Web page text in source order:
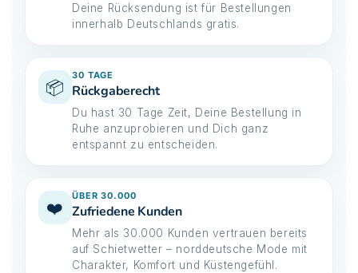
Deine Rücksendung ist für Bestellungen
innerhalb Deutschlands gratis.
📦
30 TAGE
Rückgaberecht
Du hast 30 Tage Zeit, Deine Bestellung in
Ruhe anzuprobieren und Dich ganz
entspannt zu entscheiden.
❤️
ÜBER 30.000
Zufriedene Kunden
Mehr als 30.000 Kunden vertrauen bereits
auf Schietwetter – norddeutsche Mode mit
Charakter, Komfort und Küstengefühl.